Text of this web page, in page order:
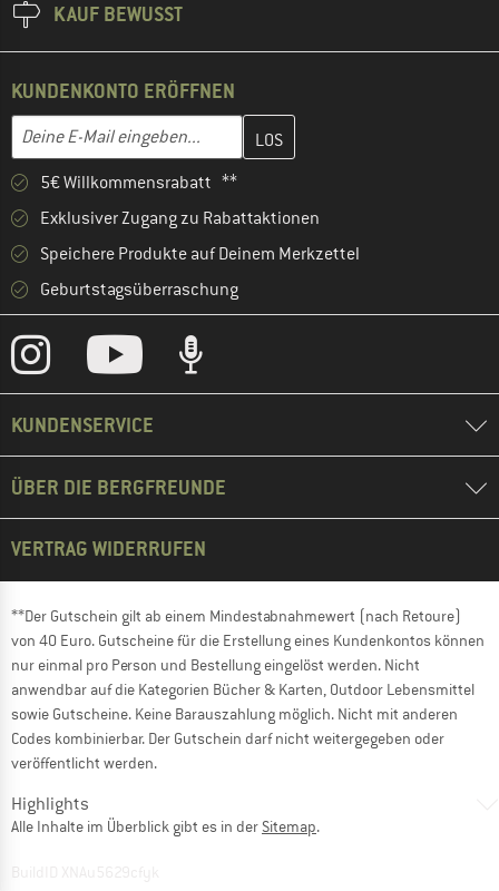
KAUF BEWUSST
KUNDENKONTO ERÖFFNEN
E-Mail-Adresse
Gib hier deine E-Mail-Adresse ein und erstelle im nächsten
5€ Willkommensrabatt **
Exklusiver Zugang zu Rabattaktionen
Speichere Produkte auf Deinem Merkzettel
Geburtstagsüberraschung
KUNDENSERVICE
ÜBER DIE BERGFREUNDE
VERTRAG WIDERRUFEN
**Der Gutschein gilt ab einem Mindestabnahmewert (nach Retoure)
von 40 Euro. Gutscheine für die Erstellung eines Kundenkontos können
nur einmal pro Person und Bestellung eingelöst werden. Nicht
anwendbar auf die Kategorien Bücher & Karten, Outdoor Lebensmittel
sowie Gutscheine. Keine Barauszahlung möglich. Nicht mit anderen
Codes kombinierbar. Der Gutschein darf nicht weitergegeben oder
veröffentlicht werden.
Highlights
Alle Inhalte im Überblick gibt es in der Sitemap.